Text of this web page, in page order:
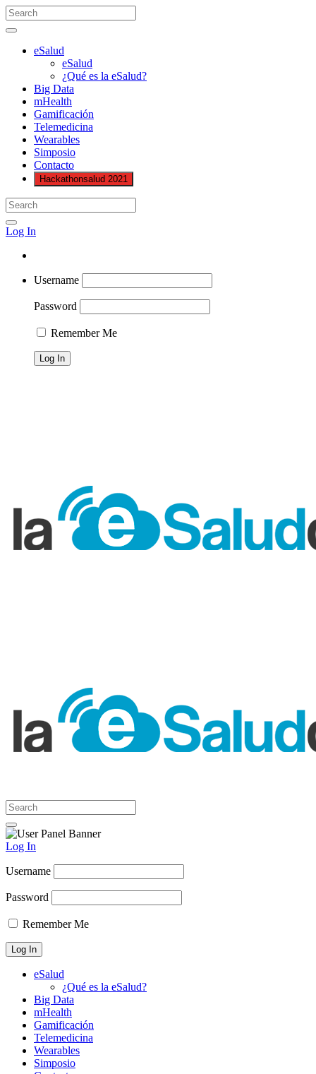
eSalud
eSalud
¿Qué es la eSalud?
Big Data
mHealth
Gamificación
Telemedicina
Wearables
Simposio
Contacto
Hackathonsalud 2021
Log In
Username
Password
Remember Me
Log In
Username
Password
Remember Me
eSalud
¿Qué es la eSalud?
Big Data
mHealth
Gamificación
Telemedicina
Wearables
Simposio